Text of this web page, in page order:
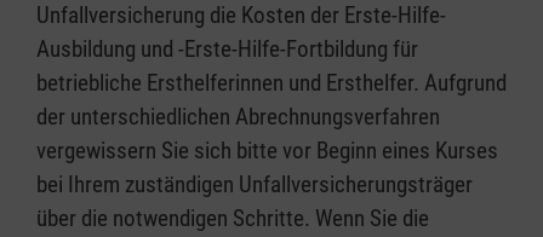
Unfallversicherung die Kosten der Erste-Hilfe-
Ausbildung und -Erste-Hilfe-Fortbildung für
betriebliche Ersthelferinnen und Ersthelfer. Aufgrund
der unterschiedlichen Abrechnungsverfahren
vergewissern Sie sich bitte vor Beginn eines Kurses
bei Ihrem zuständigen Unfallversicherungsträger
über die notwendigen Schritte. Wenn Sie die